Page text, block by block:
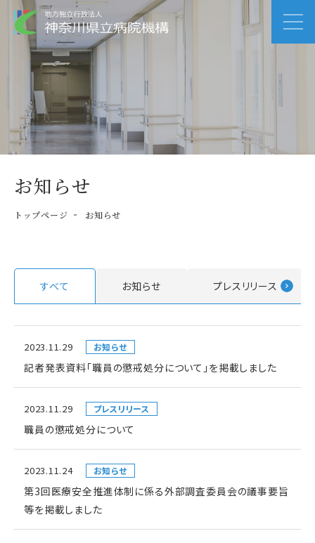
お知らせ
トップページ お知らせ
すべて お知らせ プレスリリース
2023.11.29 お知らせ
記者発表資料「職員の懲戒処分について」を掲載しました
2023.11.29 プレスリリース
職員の懲戒処分について
2023.11.24 お知らせ
第3回医療安全推進体制に係る外部調査委員会の議事要旨
等を掲載しました